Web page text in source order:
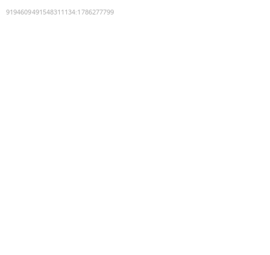
9194609491548311134:1786277799